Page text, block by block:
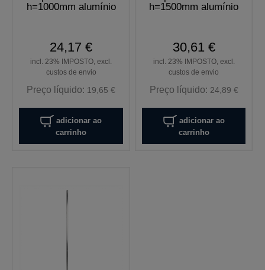
h=1000mm alumínio
24,17 €
incl. 23% IMPOSTO, excl.
custos de envio
Preço líquido: 19,65 €
adicionar ao
carrinho
h=1500mm alumínio
30,61 €
incl. 23% IMPOSTO, excl.
custos de envio
Preço líquido: 24,89 €
adicionar ao
carrinho